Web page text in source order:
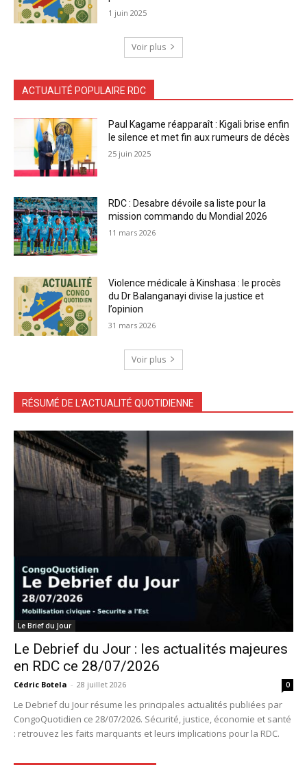
1 juin 2025
Voir plus
ACTUALITÉ POPULAIRE RDC
Paul Kagame réapparaît : Kigali brise enfin
le silence et met fin aux rumeurs de décès
25 juin 2025
RDC : Desabre dévoile sa liste pour la
mission commando du Mondial 2026
11 mars 2026
Violence médicale à Kinshasa : le procès
du Dr Balanganayi divise la justice et
l’opinion
31 mars 2026
Voir plus
RÉSUMÉ DE L'ACTUALITÉ QUOTIDIENNE
Le Brief du Jour
Le Debrief du Jour : les actualités majeures
en RDC ce 28/07/2026
Cédric Botela - 28 juillet 2026 0
Le Debrief du Jour résume les principales actualités publiées par
CongoQuotidien ce 28/07/2026. Sécurité, justice, économie et santé
: retrouvez les faits marquants et leurs implications pour la RDC.